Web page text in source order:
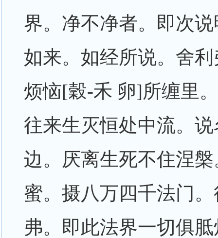
界。净不净者。即次
如来。如经所说。舍
烦恼[穀-禾 卵]所缠里
往来生灭恒处中流。
边。厌离生死不住涅
蜜。摄八万四千法门
弗。即此法界一切俱